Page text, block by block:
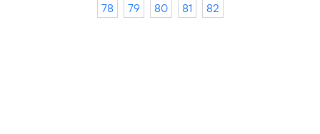
78
79 80 81 82